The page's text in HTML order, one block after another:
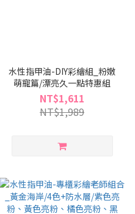
水性指甲油-DIY彩繪組_粉嫩
萌寵篇/漂亮久一點特惠組
NT$1,611
NT$1,989